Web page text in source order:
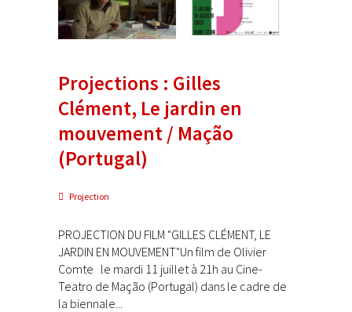
Projections : Gilles
Clément, Le jardin en
mouvement / Mação
(Portugal)
Projection
PROJECTION DU FILM "GILLES CLÉMENT, LE
JARDIN EN MOUVEMENT"Un film de Olivier
Comte le mardi 11 juillet à 21h au Cine-
Teatro de Mação (Portugal) dans le cadre de
la biennale...